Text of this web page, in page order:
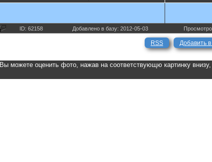
ID: 62158 Добавлено в базу: 2012-05-03
RSS Добавить
Вы можете оценить фото, нажав на соответствующю картинку